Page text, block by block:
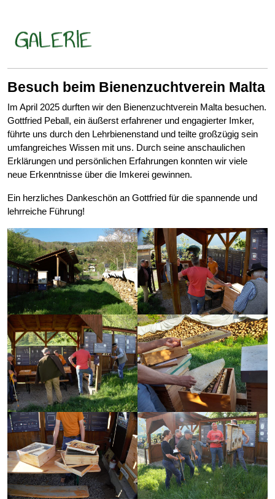
Besuch beim Bienenzuchtverein Malta
Im April 2025 durften wir den Bienenzuchtverein Malta besuchen.
Gottfried Peball, ein äußerst erfahrener und engagierter Imker,
führte uns durch den Lehrbienenstand und teilte großzügig sein
umfangreiches Wissen mit uns. Durch seine anschaulichen
Erklärungen und persönlichen Erfahrungen konnten wir viele
neue Erkenntnisse über die Imkerei gewinnen.
Ein herzliches Dankeschön an Gottfried für die spannende und
lehrreiche Führung!